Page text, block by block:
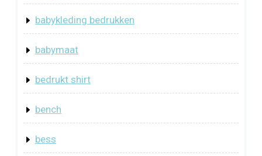
babykleding bedrukken
babymaat
bedrukt shirt
bench
bess